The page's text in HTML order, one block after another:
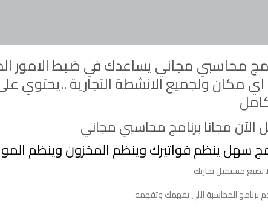
محاسبي مجاني يساعدك في ضبط الامور
مكان ولجميع الانشطة التجارية ..يحتوي
مجانا برنامج محاسبي مجاني
سهل ينظم فواتيرك وينظم المخزون وينظم
تضيع مستقبل تجارتك
برنامج المحاسبة اللي يفهمك وتفهمه